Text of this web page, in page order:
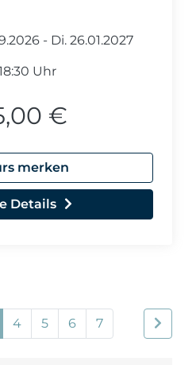
- Di. 26.01.2027
Uhr
€
merken
Details
4 5 6 7